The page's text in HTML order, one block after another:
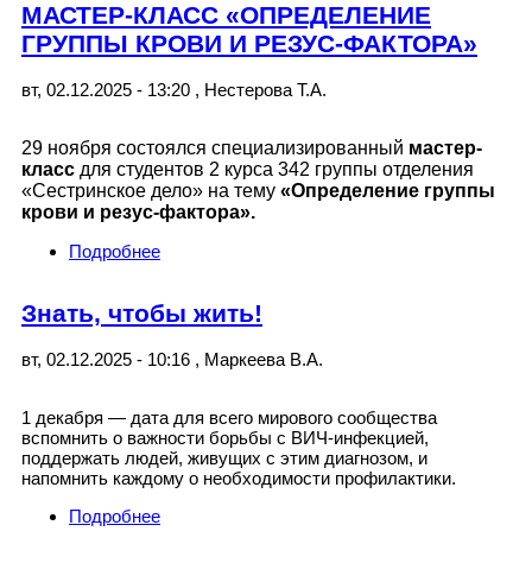
МАСТЕР-КЛАСС «ОПРЕДЕЛЕНИЕ
ГРУППЫ КРОВИ И РЕЗУС-ФАКТОРА»
вт, 02.12.2025 - 13:20 , Нестерова Т.А.
29 ноября состоялся специализированный мастер-
класс для студентов 2 курса 342 группы отделения
«Сестринское дело» на тему «Определение группы
крови и резус-фактора».
Подробнее
Знать, чтобы жить!
вт, 02.12.2025 - 10:16 , Маркеева В.А.
1 декабря — дата для всего мирового сообщества
вспомнить о важности борьбы с ВИЧ-инфекцией,
поддержать людей, живущих с этим диагнозом, и
напомнить каждому о необходимости профилактики.
Подробнее